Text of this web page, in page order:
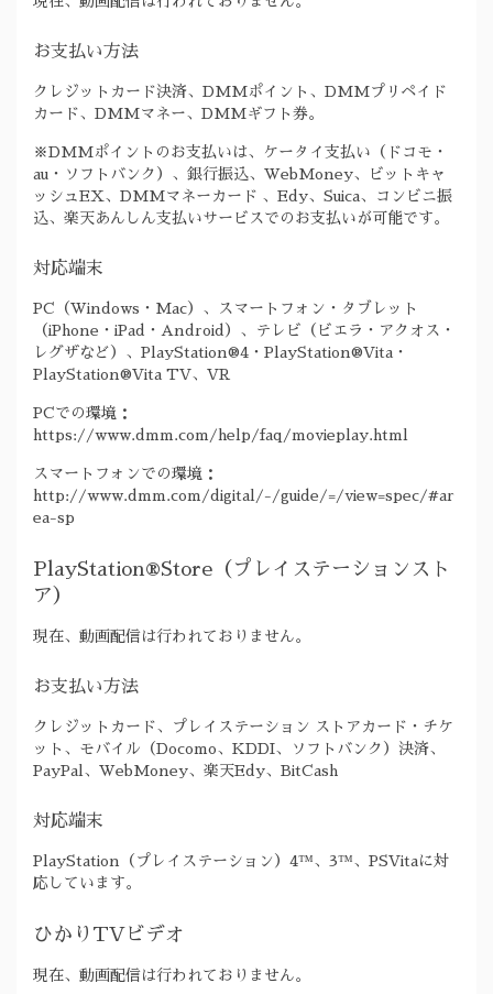
お支払い方法
クレジットカード決済、DMMポイント、DMMプリペイド
カード、DMMマネー、DMMギフト券。
※DMMポイントのお支払いは、ケータイ支払い（ドコモ・
au・ソフトバンク）、銀行振込、WebMoney、ビットキャ
ッシュEX、DMMマネーカード 、Edy、Suica、コンビニ振
込、楽天あんしん支払いサービスでのお支払いが可能です。
対応端末
PC（Windows・Mac）、スマートフォン・タブレット
（iPhone・iPad・Android）、テレビ（ビエラ・アクオス・
レグザなど）、PlayStation®4・PlayStation®Vita・
PlayStation®Vita TV、VR
PCでの環境：
https://www.dmm.com/help/faq/movieplay.html
スマートフォンでの環境：
http://www.dmm.com/digital/-/guide/=/view=spec/#ar
ea-sp
PlayStation®Store（プレイステーションスト
ア）
現在、動画配信は行われておりません。
お支払い方法
クレジットカード、プレイステーション ストアカード・チケ
ット、モバイル（Docomo、KDDI、ソフトバンク）決済、
PayPal、WebMoney、楽天Edy、BitCash
対応端末
PlayStation（プレイステーション）4™、3™、PSVitaに対
応しています。
ひかりTVビデオ
現在、動画配信は行われておりません。